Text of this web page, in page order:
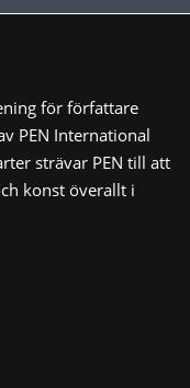
för författare
PEN International
strävar PEN till att
konst överallt i